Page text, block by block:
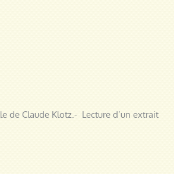
de Claude Klotz.- Lecture d’un extrait